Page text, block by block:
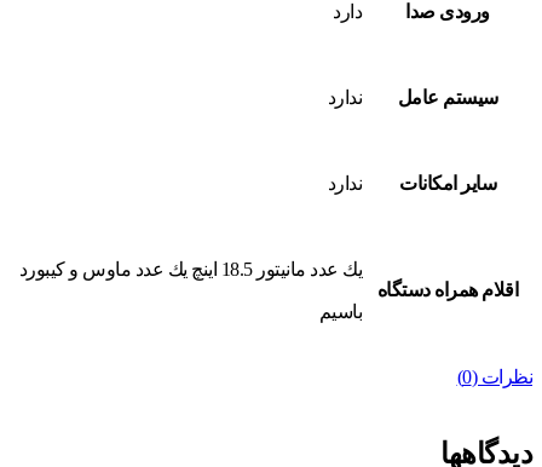
ورودی صدا دارد
سيستم عامل ندارد
ساير امکانات ندارد
اقلام همراه دستگاه
يك عدد مانيتور 18.5 اينچ يك عدد ماوس و كيبورد
باسيم
نظرات (0)
دیدگاهها